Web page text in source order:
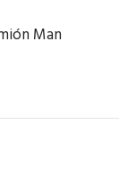
Man